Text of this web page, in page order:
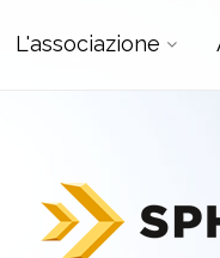
L'associazione